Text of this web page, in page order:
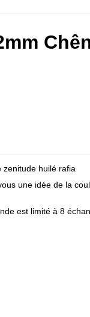
zenitude huilé rafia
une idée de la
est limité à 8